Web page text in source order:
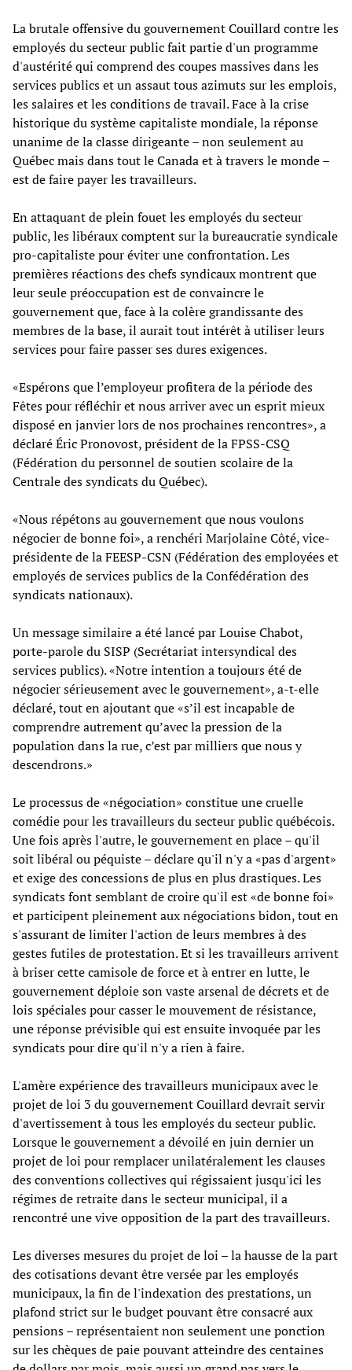
La brutale offensive du gouvernement Couillard contre les
employés du secteur public fait partie d'un programme
d'austérité qui comprend des coupes massives dans les
services publics et un assaut tous azimuts sur les emplois,
les salaires et les conditions de travail. Face à la crise
historique du système capitaliste mondiale, la réponse
unanime de la classe dirigeante – non seulement au
Québec mais dans tout le Canada et à travers le monde –
est de faire payer les travailleurs.
En attaquant de plein fouet les employés du secteur
public, les libéraux comptent sur la bureaucratie syndicale
pro-capitaliste pour éviter une confrontation. Les
premières réactions des chefs syndicaux montrent que
leur seule préoccupation est de convaincre le
gouvernement que, face à la colère grandissante des
membres de la base, il aurait tout intérêt à utiliser leurs
services pour faire passer ses dures exigences.
«Espérons que l’employeur profitera de la période des
Fêtes pour réfléchir et nous arriver avec un esprit mieux
disposé en janvier lors de nos prochaines rencontres», a
déclaré Éric Pronovost, président de la FPSS-CSQ
(Fédération du personnel de soutien scolaire de la
Centrale des syndicats du Québec).
«Nous répétons au gouvernement que nous voulons
négocier de bonne foi», a renchéri Marjolaine Côté, vice-
présidente de la FEESP-CSN (Fédération des employées et
employés de services publics de la Confédération des
syndicats nationaux).
Un message similaire a été lancé par Louise Chabot,
porte-parole du SISP (Secrétariat intersyndical des
services publics). «Notre intention a toujours été de
négocier sérieusement avec le gouvernement», a-t-elle
déclaré, tout en ajoutant que «s’il est incapable de
comprendre autrement qu’avec la pression de la
population dans la rue, c’est par milliers que nous y
descendrons.»
Le processus de «négociation» constitue une cruelle
comédie pour les travailleurs du secteur public québécois.
Une fois après l'autre, le gouvernement en place – qu'il
soit libéral ou péquiste – déclare qu'il n'y a «pas d'argent»
et exige des concessions de plus en plus drastiques. Les
syndicats font semblant de croire qu'il est «de bonne foi»
et participent pleinement aux négociations bidon, tout en
s'assurant de limiter l'action de leurs membres à des
gestes futiles de protestation. Et si les travailleurs arrivent
à briser cette camisole de force et à entrer en lutte, le
gouvernement déploie son vaste arsenal de décrets et de
lois spéciales pour casser le mouvement de résistance,
une réponse prévisible qui est ensuite invoquée par les
syndicats pour dire qu'il n'y a rien à faire.
L'amère expérience des travailleurs municipaux avec le
projet de loi 3 du gouvernement Couillard devrait servir
d'avertissement à tous les employés du secteur public.
Lorsque le gouvernement a dévoilé en juin dernier un
projet de loi pour remplacer unilatéralement les clauses
des conventions collectives qui régissaient jusqu'ici les
régimes de retraite dans le secteur municipal, il a
rencontré une vive opposition de la part des travailleurs.
Les diverses mesures du projet de loi – la hausse de la part
des cotisations devant être versée par les employés
municipaux, la fin de l'indexation des prestations, un
plafond strict sur le budget pouvant être consacré aux
pensions – représentaient non seulement une ponction
sur les chèques de paie pouvant atteindre des centaines